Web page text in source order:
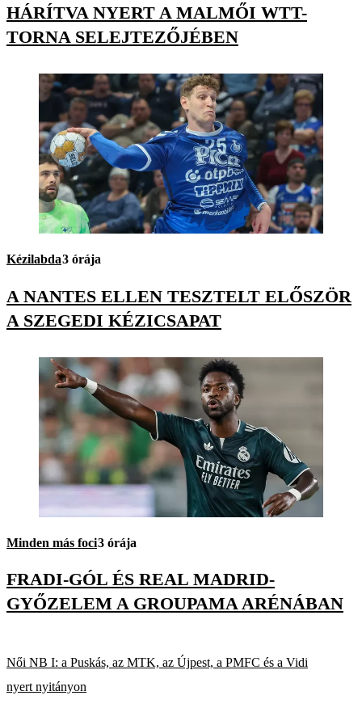
HÁRÍTVA NYERT A MALMŐI WTT-
TORNA SELEJTEZŐJÉBEN
Kézilabda3 órája
A NANTES ELLEN TESZTELT ELŐSZÖR
A SZEGEDI KÉZICSAPAT
Minden más foci3 órája
FRADI-GÓL ÉS REAL MADRID-
GYŐZELEM A GROUPAMA ARÉNÁBAN
Női NB I: a Puskás, az MTK, az Újpest, a PMFC és a Vidi
nyert nyitányon